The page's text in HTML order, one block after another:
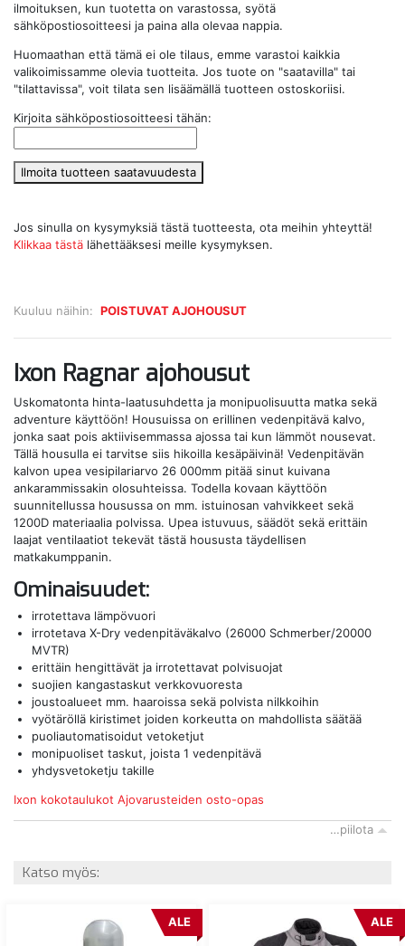
Kuuluu näihin: POISTUVAT AJOHOUSUT
ilmoituksen, kun tuotetta on varastossa, syötä
sähköpostiosoitteesi ja paina alla olevaa nappia.
Huomaathan että tämä ei ole tilaus, emme varastoi kaikkia
valikoimissamme olevia tuotteita. Jos tuote on "saatavilla" tai
"tilattavissa", voit tilata sen lisäämällä tuotteen ostoskoriisi.
Kirjoita sähköpostiosoitteesi tähän:
Ilmoita tuotteen saatavuudesta
Jos sinulla on kysymyksiä tästä tuotteesta, ota meihin yhteyttä!
Klikkaa tästä lähettääksesi meille kysymyksen.
Ixon Ragnar ajohousut
Uskomatonta hinta-laatusuhdetta ja monipuolisuutta matka sekä
adventure käyttöön! Housuissa on erillinen vedenpitävä kalvo,
jonka saat pois aktiivisemmassa ajossa tai kun lämmöt nousevat.
Tällä housulla ei tarvitse siis hikoilla kesäpäivinä! Vedenpitävän
kalvon upea vesipilariarvo 26 000mm pitää sinut kuivana
ankarammissakin olosuhteissa. Todella kovaan käyttöön
suunnitellussa housussa on mm. istuinosan vahvikkeet sekä
1200D materiaalia polvissa. Upea istuvuus, säädöt sekä erittäin
laajat ventilaatiot tekevät tästä housusta täydellisen
matkakumppanin.
Ominaisuudet:
irrotettava lämpövuori
irrotetava X-Dry vedenpitäväkalvo (26000 Schmerber/20000
MVTR)
erittäin hengittävät ja irrotettavat polvisuojat
suojien kangastaskut verkkovuoresta
joustoalueet mm. haaroissa sekä polvista nilkkoihin
vyötäröllä kiristimet joiden korkeutta on mahdollista säätää
puoliautomatisoidut vetoketjut
monipuoliset taskut, joista 1 vedenpitävä
yhdysvetoketju takille
Ixon kokotaulukot Ajovarusteiden osto-opas
…piilota
Katso myös:
ALE ALE